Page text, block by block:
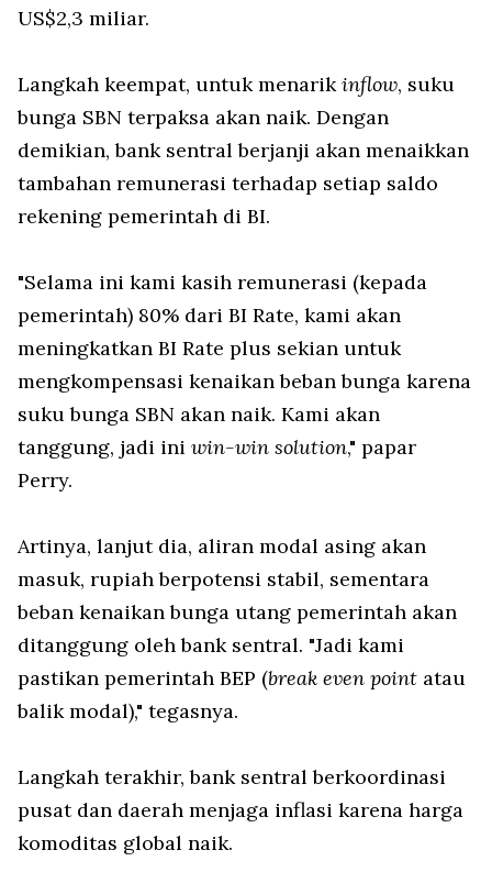
US$2,3 miliar.
Langkah keempat, untuk menarikinflow, suku
bunga SBN terpaksa akan naik. Dengan
demikian, bank sentral berjanji akan menaikkan
tambahan remunerasi terhadap setiap saldo
rekening pemerintah di BI.
"Selama ini kami kasih remunerasi (kepada
pemerintah) 80% dari BI Rate, kami akan
meningkatkan BI Rate plus sekian untuk
mengkompensasi kenaikan beban bunga karena
suku bunga SBN akan naik. Kami akan
tanggung, jadi ini win-win solution," papar
Perry.
Artinya, lanjut dia, aliran modal asing akan
masuk, rupiah berpotensi stabil, sementara
beban kenaikan bunga utang pemerintah akan
ditanggung oleh bank sentral. "Jadi kami
pastikan pemerintah BEP (break even point atau
balik modal)," tegasnya.
Langkah terakhir, bank sentral berkoordinasi
pusat dan daerah menjaga inflasi karena harga
komoditas global naik.